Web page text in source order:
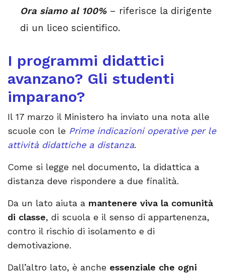
Ora siamo al 100%– riferisce la dirigente
di un liceo scientifico.
I programmi didattici
avanzano? Gli studenti
imparano?
Il 17 marzo il Ministero ha inviato una nota alle
scuole con le Prime indicazioni operative per le
attività didattiche a distanza.
Come si legge nel documento, la didattica a
distanza deve rispondere a due finalità.
Da un lato aiuta a mantenere viva la comunità
di classe, di scuola e il senso di appartenenza,
contro il rischio di isolamento e di
demotivazione.
Dall’altro lato, è anche essenziale che ogni